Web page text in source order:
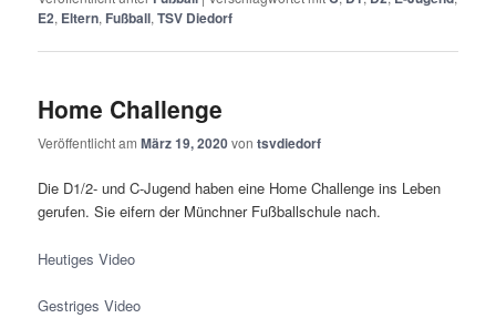
E2, Eltern, Fußball,TSV Diedorf
Home Challenge
Veröffentlicht amMärz 19, 2020vontsvdiedorf
Die D1/2- und C-Jugend haben eine Home Challenge ins Leben
gerufen. Sie eifern der Münchner Fußballschule nach.
Heutiges Video
Gestriges Video